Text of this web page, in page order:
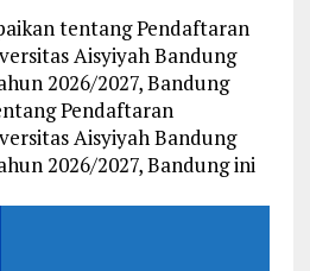
tentang Pendaftaran
Aisyiyah Bandung
2026/2027, Bandung
Pendaftaran
Aisyiyah Bandung
2026/2027, Bandung ini